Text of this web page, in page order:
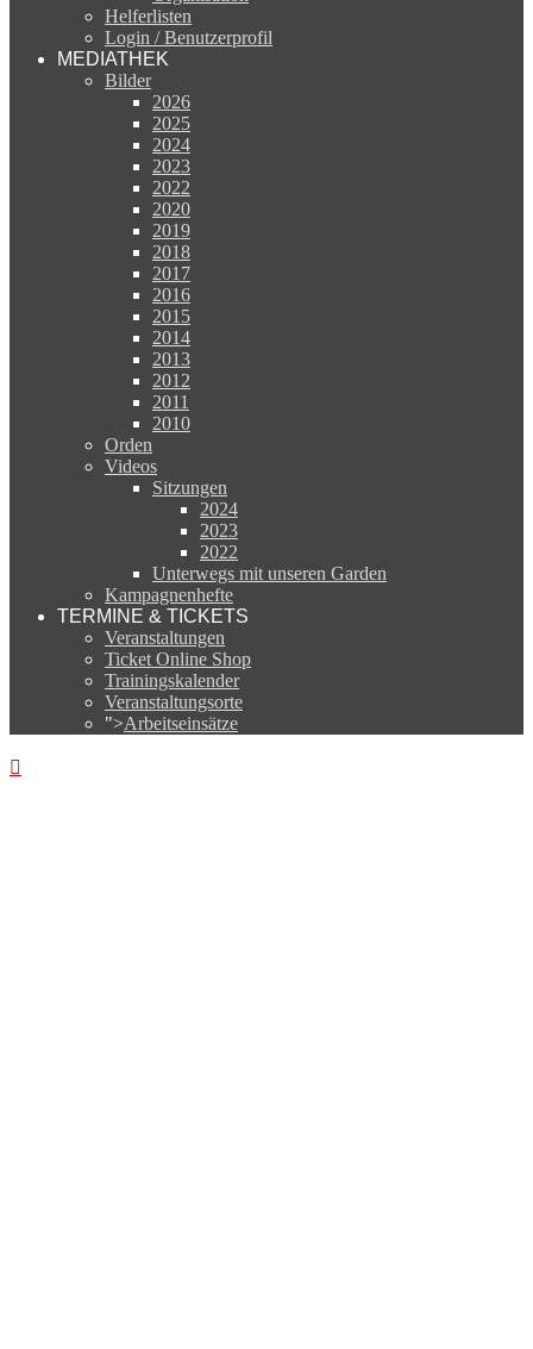
Helferlisten
Login / Benutzerprofil
MEDIATHEK
Bilder
2026
2025
2024
2023
2022
2020
2019
2018
2017
2016
2015
2014
2013
2012
2011
2010
Orden
Videos
Sitzungen
2024
2023
2022
Unterwegs mit unseren Garden
Kampagnenhefte
TERMINE & TICKETS
Veranstaltungen
Ticket Online Shop
Trainingskalender
Veranstaltungsorte
">Arbeitseinsätze